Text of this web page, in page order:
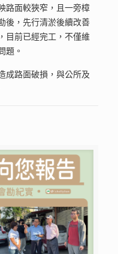
路面較狹窄，且一旁樟
後，先行清淤後續改善
目前已經完工，不僅維
題。
成路面破損，與公所及